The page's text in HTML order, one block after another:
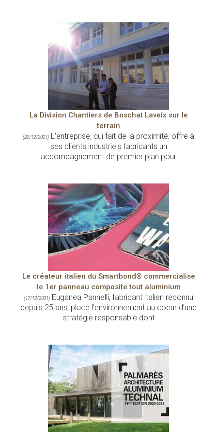
La Division Chantiers de Boschat Laveix sur le
terrain
(20/12/2021) L’entreprise, qui fait de la proximité, offre à
ses clients industriels fabricants un
accompagnement de premier plan pour
Le créateur italien du Smartbond® commercialise
le 1er panneau composite tout aluminium
(17/12/2021) Euganea Pannelli, fabricant italien reconnu
depuis 25 ans, place l’environnement au coeur d’une
stratégie responsable dont